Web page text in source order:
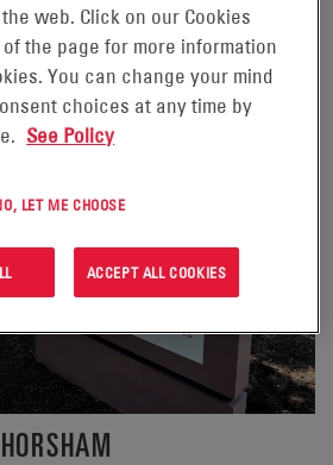
web. Click on our Cookies
the page for more information
You can change your mind
choices at any time by
See Policy
LET ME CHOOSE
ACCEPT ALL COOKIES